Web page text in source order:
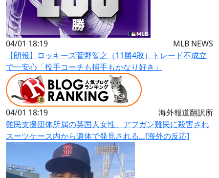
04/01 18:19
MLB NEWS
【朗報】ロッキーズ菅野智之（11勝4敗）トレード不成立
で一安心「投手コーチも捕手もかなり好き」
04/01 18:19
海外報道翻訳所
難民支援団体所属の英国人女性、アフガン難民に殺害され
スーツケース内から遺体で発見される…[海外の反応]